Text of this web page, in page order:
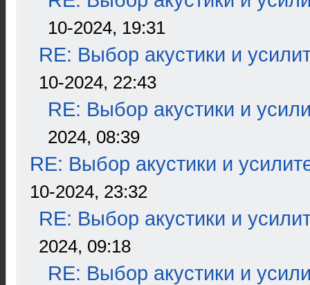
10-2024, 19:31
RE: Выбор акустики и
10-2024, 22:43
RE: Выбор акустики и
2024, 08:39
RE: Выбор акустики и
10-2024, 23:32
RE: Выбор акустики и
2024, 09:18
RE: Выбор акустики и